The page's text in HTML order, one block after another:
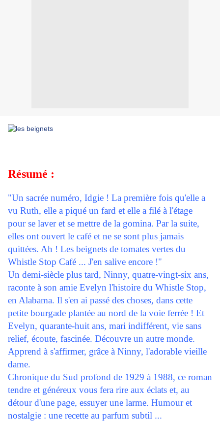
Résumé :
"Un sacrée numéro, Idgie ! La première fois qu'elle a
vu Ruth, elle a piqué un fard et elle a filé à l'étage
pour se laver et se mettre de la gomina. Par la suite,
elles ont ouvert le café et ne se sont plus jamais
quittées. Ah ! Les beignets de tomates vertes du
Whistle Stop Café ... J'en salive encore !"
Un demi-siècle plus tard, Ninny, quatre-vingt-six ans,
raconte à son amie Evelyn l'histoire du Whistle Stop,
en Alabama. Il s'en ai passé des choses, dans cette
petite bourgade plantée au nord de la voie ferrée ! Et
Evelyn, quarante-huit ans, mari indifférent, vie sans
relief, écoute, fascinée. Découvre un autre monde.
Apprend à s'affirmer, grâce à Ninny, l'adorable vieille
dame.
Chronique du Sud profond de 1929 à 1988, ce roman
tendre et généreux vous fera rire aux éclats et, au
détour d'une page, essuyer une larme. Humour et
nostalgie : une recette au parfum subtil ...